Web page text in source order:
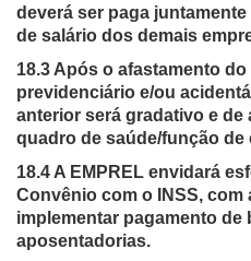
GESTÃO DA INFORMAÇÃO
BOLETIM INFORMATIVO
BPM-DAF
ORIENTAÇÕES TÉCNICAS
SEGURANÇA DA
RISI - FAQ
CATÁLOGO DE SERVIÇOS
PARECERES TÉCNICOS
ORIENTAÇÕES
MODELO
deverá ser paga
de salário dos demais
18.3 Após o afastamento
previdenciário e/ou
anterior será gradativo e
quadro de saúde/função de
18.4 A EMPREL envidará
Convênio com o INSS, com
implementar pagamento de
aposentadorias.